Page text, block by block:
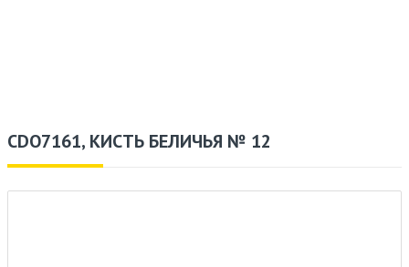
CDO7161, КИСТЬ БЕЛИЧЬЯ № 12